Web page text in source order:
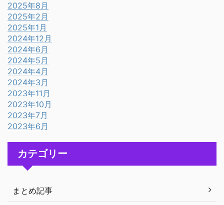
2025年8月
2025年2月
2025年1月
2024年12月
2024年6月
2024年5月
2024年4月
2024年3月
2023年11月
2023年10月
2023年7月
2023年6月
カテゴリー
まとめ記事